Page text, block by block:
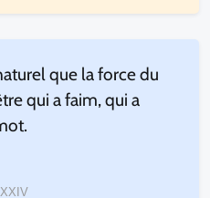
que la force du
qui a faim, qui a